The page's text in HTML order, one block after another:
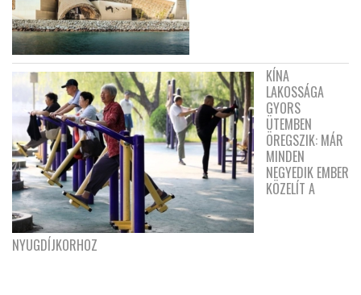
KÍNA
LAKOSSÁGA
GYORS
ÜTEMBEN
ÖREGSZIK: MÁR
MINDEN
NEGYEDIK EMBER
KÖZELÍT A
NYUGDÍJKORHOZ